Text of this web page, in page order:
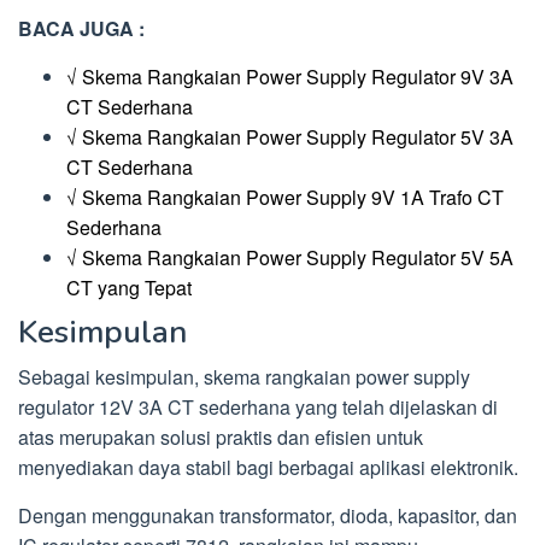
BACA JUGA :
√ Skema Rangkaian Power Supply Regulator 9V 3A
CT Sederhana
√ Skema Rangkaian Power Supply Regulator 5V 3A
CT Sederhana
√ Skema Rangkaian Power Supply 9V 1A Trafo CT
Sederhana
√ Skema Rangkaian Power Supply Regulator 5V 5A
CT yang Tepat
Kesimpulan
Sebagai kesimpulan, skema rangkaian power supply
regulator 12V 3A CT sederhana yang telah dijelaskan di
atas merupakan solusi praktis dan efisien untuk
menyediakan daya stabil bagi berbagai aplikasi elektronik.
Dengan menggunakan transformator, dioda, kapasitor, dan